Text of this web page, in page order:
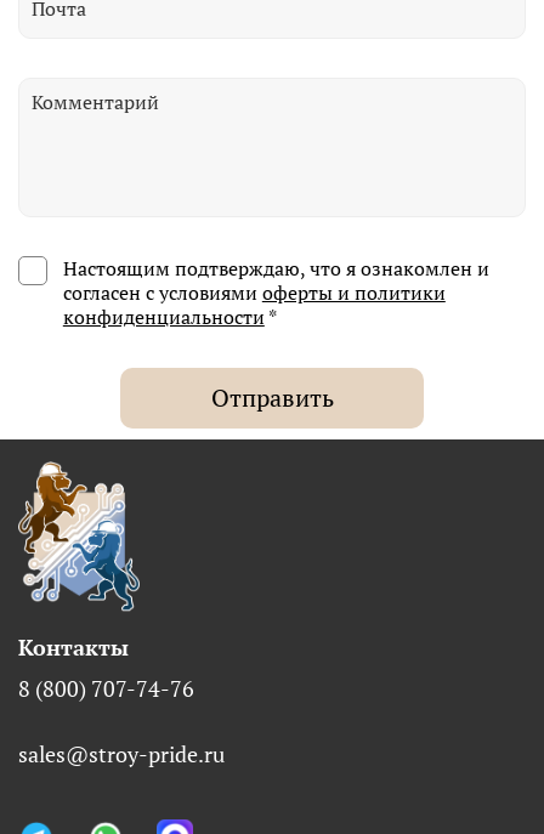
Настоящим подтверждаю, что я ознакомлен и
согласен с условиями оферты и политики
конфиденциальности *
Отправить
Контакты
8 (800) 707-74-76
sales@stroy-pride.ru